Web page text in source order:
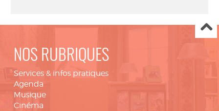
NOS RUBRIQUES
Services & infos pratiques
Agenda
Musique
Cinéma